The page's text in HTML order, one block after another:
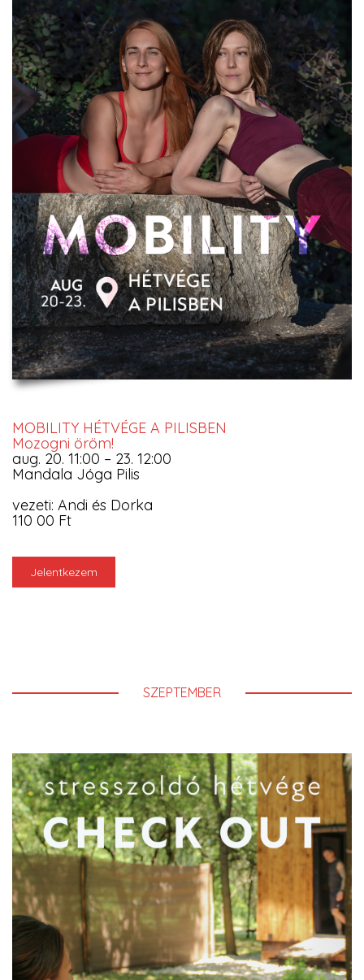
MOBILITY HÉTVÉGE A PILISBEN
Mozogni öröm!
aug. 20. 11:00 – 23. 12:00
Mandala Jóga Pilis
vezeti: Andi és Dorka
110 00 Ft
Jelentkezem
SZEPTEMBER